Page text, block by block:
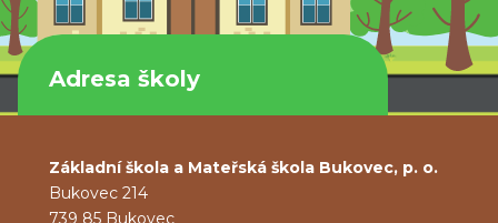
Adresa školy
Základní škola a Mateřská škola Bukovec, p. o.
Bukovec 214
739 85 Bukovec